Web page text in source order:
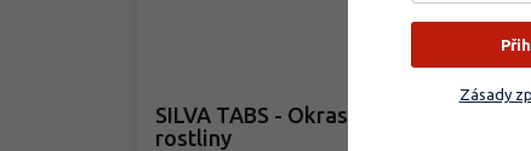
SILVA TABS - Okrasné
rostliny
Zásady